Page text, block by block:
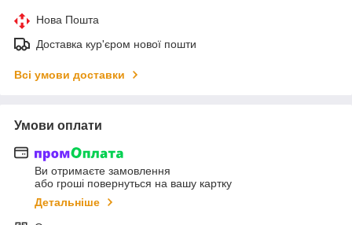
Нова Пошта
Доставка кур'єром нової пошти
Всі умови доставки
Умови оплати
Ви отримаєте замовлення
або гроші повернуться на вашу картку
Детальніше